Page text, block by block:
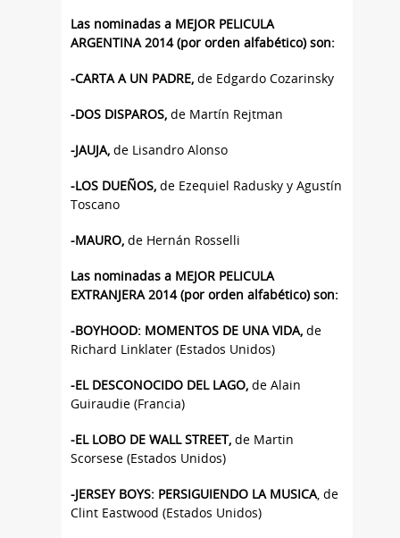
Las nominadas a MEJOR PELICULA
ARGENTINA 2014 (por orden alfabético) son:
-CARTA A UN PADRE, de Edgardo Cozarinsky
-DOS DISPAROS, de Martín Rejtman
-JAUJA, de Lisandro Alonso
-LOS DUEÑOS, de Ezequiel Radusky y Agustín
Toscano
-MAURO, de Hernán Rosselli
Las nominadas a MEJOR PELICULA
EXTRANJERA 2014 (por orden alfabético) son:
-BOYHOOD: MOMENTOS DE UNA VIDA, de
Richard Linklater (Estados Unidos)
-EL DESCONOCIDO DEL LAGO, de Alain
Guiraudie (Francia)
-EL LOBO DE WALL STREET, de Martin
Scorsese (Estados Unidos)
-JERSEY BOYS: PERSIGUIENDO LA MUSICA, de
Clint Eastwood (Estados Unidos)